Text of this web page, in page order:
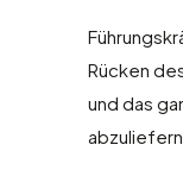
Rücken
und das